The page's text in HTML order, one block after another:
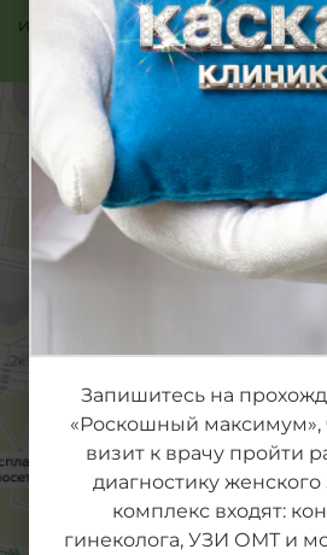
Или позвоните нам: 480
Запишитесь на
«Роскошный максимум»,
визит к врачу пройти
диагностику
комплекс входят:
гинеколога, УЗИ ОМТ и